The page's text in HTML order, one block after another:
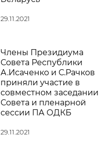
29.11.2021
Члены Президиума
Совета Республики
А.Исаченко и С.Рачков
приняли участие в
совместном заседании
Совета и пленарной
сессии ПА ОДКБ
29.11.2021